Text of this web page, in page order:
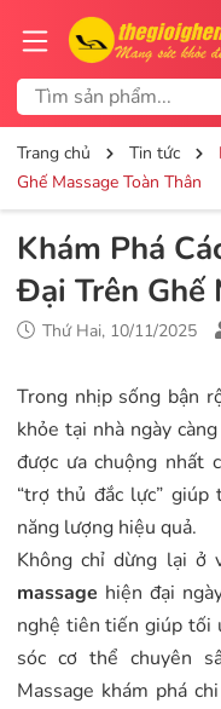
Trang chủ Tin tức
Ghế Massage Toàn Thân
Khám Phá
Đại Trên Ghế
Thứ Hai, 10/11/2025
Trong nhịp sống bận
khỏe tại nhà ngày
được ưa chuộng nhất
“trợ thủ đắc lực”
năng lượng hiệu quả.
Không chỉ dừng lại ở
massage hiện đại
nghệ tiên tiến giúp tối
sóc cơ thể chuyên
Massage khám phá